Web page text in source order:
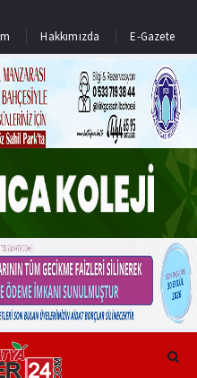
Hakkımızda E-Gazete